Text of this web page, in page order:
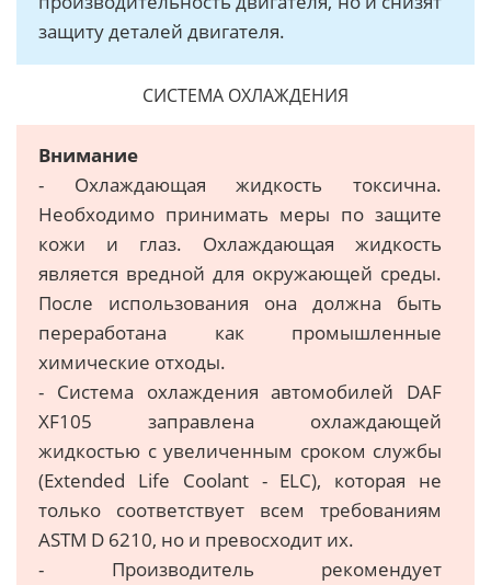
защиту деталей двигателя.
СИСТЕМА ОХЛАЖДЕНИЯ
Внимание
- Охлаждающая жидкость токсична.
Необходимо принимать меры по защите
кожи и глаз. Охлаждающая жидкость
является вредной для окружающей среды.
После использования она должна быть
переработана как промышленные
химические отходы.
- Система охлаждения автомобилей DAF
XF105 заправлена охлаждающей
жидкостью с увеличенным сроком службы
(Extended Life Coolant - ELC), которая не
только соответствует всем требованиям
ASTM D 6210, но и превосходит их.
- Производитель рекомендует